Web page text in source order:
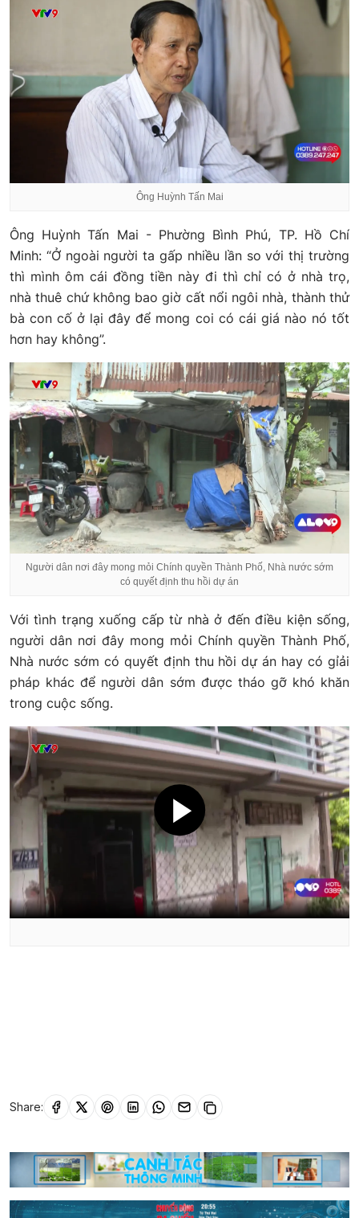
Ông Huỳnh Tấn Mai
Ông Huỳnh Tấn Mai - Phường Bình Phú, TP. Hồ Chí
Minh: “Ở ngoài người ta gấp nhiều lần so với thị trường
thì mình ôm cái đồng tiền này đi thì chỉ có ở nhà trọ,
nhà thuê chứ không bao giờ cất nổi ngôi nhà, thành thử
bà con cố ở lại đây để mong coi có cái giá nào nó tốt
hơn hay không”.
Người dân nơi đây mong mỏi Chính quyền Thành Phố, Nhà nước sớm
có quyết định thu hồi dự án
Với tình trạng xuống cấp từ nhà ở đến điều kiện sống,
người dân nơi đây mong mỏi Chính quyền Thành Phố,
Nhà nước sớm có quyết định thu hồi dự án hay có gỉải
pháp khác để người dân sớm được tháo gỡ khó khăn
trong cuộc sống.
Share: